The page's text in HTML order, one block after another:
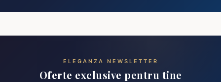
ELEGANZA NEWSLETTER
Oferte exclusive pentru tine